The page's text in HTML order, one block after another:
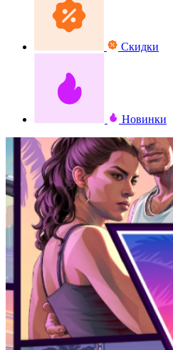
Скидки
Новинки